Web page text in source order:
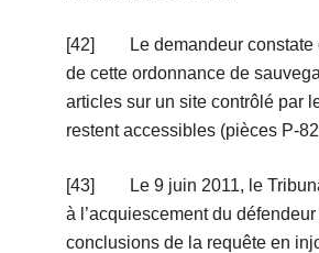
[42] Le demandeur constate
de cette ordonnance de
articles sur un site contrôlé par
restent accessibles (pièces P-
[43] Le 9 juin 2011, le
à l’acquiescement du
conclusions de la requête en